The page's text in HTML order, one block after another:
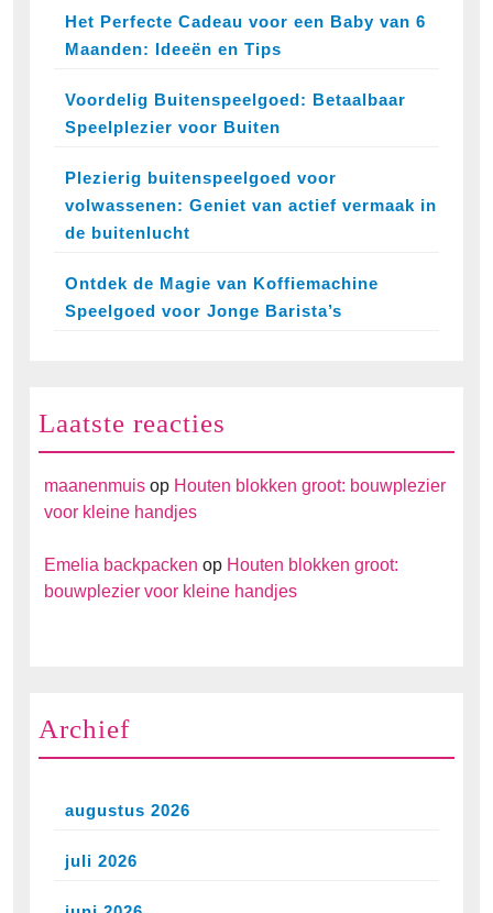
Het Perfecte Cadeau voor een Baby van 6
Maanden: Ideeën en Tips
Voordelig Buitenspeelgoed: Betaalbaar
Speelplezier voor Buiten
Plezierig buitenspeelgoed voor
volwassenen: Geniet van actief vermaak in
de buitenlucht
Ontdek de Magie van Koffiemachine
Speelgoed voor Jonge Barista’s
Laatste reacties
maanenmuis op Houten blokken groot: bouwplezier
voor kleine handjes
Emelia backpacken op Houten blokken groot:
bouwplezier voor kleine handjes
Archief
augustus 2026
juli 2026